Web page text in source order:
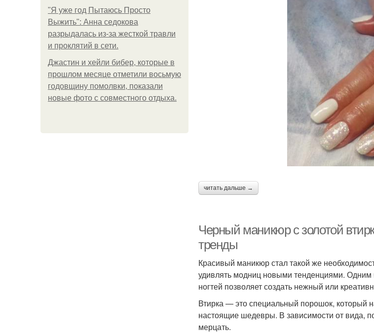
"Я уже год Пытаюсь Просто
Выжить": Анна седокова
разрыдалась из-за жесткой травли
и проклятий в сети.
Джастин и хейли бибер, которые в
прошлом месяце отметили восьмую
годовщину помолвки, показали
новые фото с совместного отдыха.
читать дальше →
Черный маникюр с золотой
тренды
Красивый маникюр стал такой же
удивлять модниц новыми тенденциями. Одним
ногтей позволяет создать нежный или
Втирка — это специальный порошок, который
настоящие шедевры. В зависимости от вида,
мерцать.